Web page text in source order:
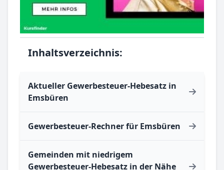
Inhaltsverzeichnis:
Aktueller Gewerbesteuer-Hebesatz in
Emsbüren
Gewerbesteuer-Rechner für Emsbüren
Gemeinden mit niedrigem
Gewerbesteuer-Hebesatz in der Nähe